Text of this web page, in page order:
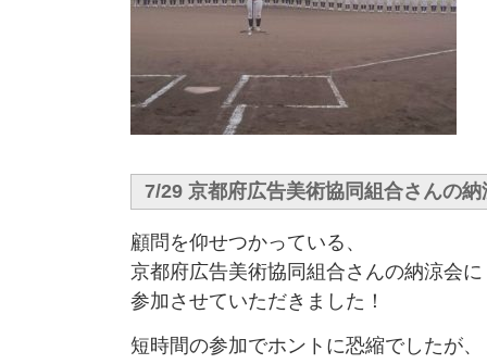
7/29 京都府広告美術協同組合さんの納
顧問を仰せつかっている、
京都府広告美術協同組合さんの納涼会に
参加させていただきました！
短時間の参加でホントに恐縮でしたが、